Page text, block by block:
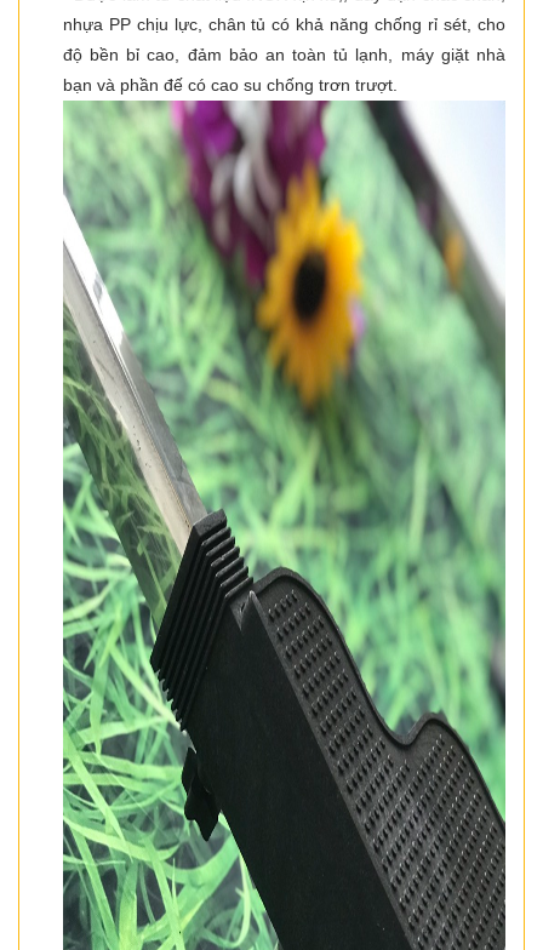
nhựa PP chịu lực, chân tủ có khả năng chống rỉ sét, cho
độ bền bỉ cao, đảm bảo an toàn tủ lạnh, máy giặt nhà
bạn và phần đế có cao su chống trơn trượt.